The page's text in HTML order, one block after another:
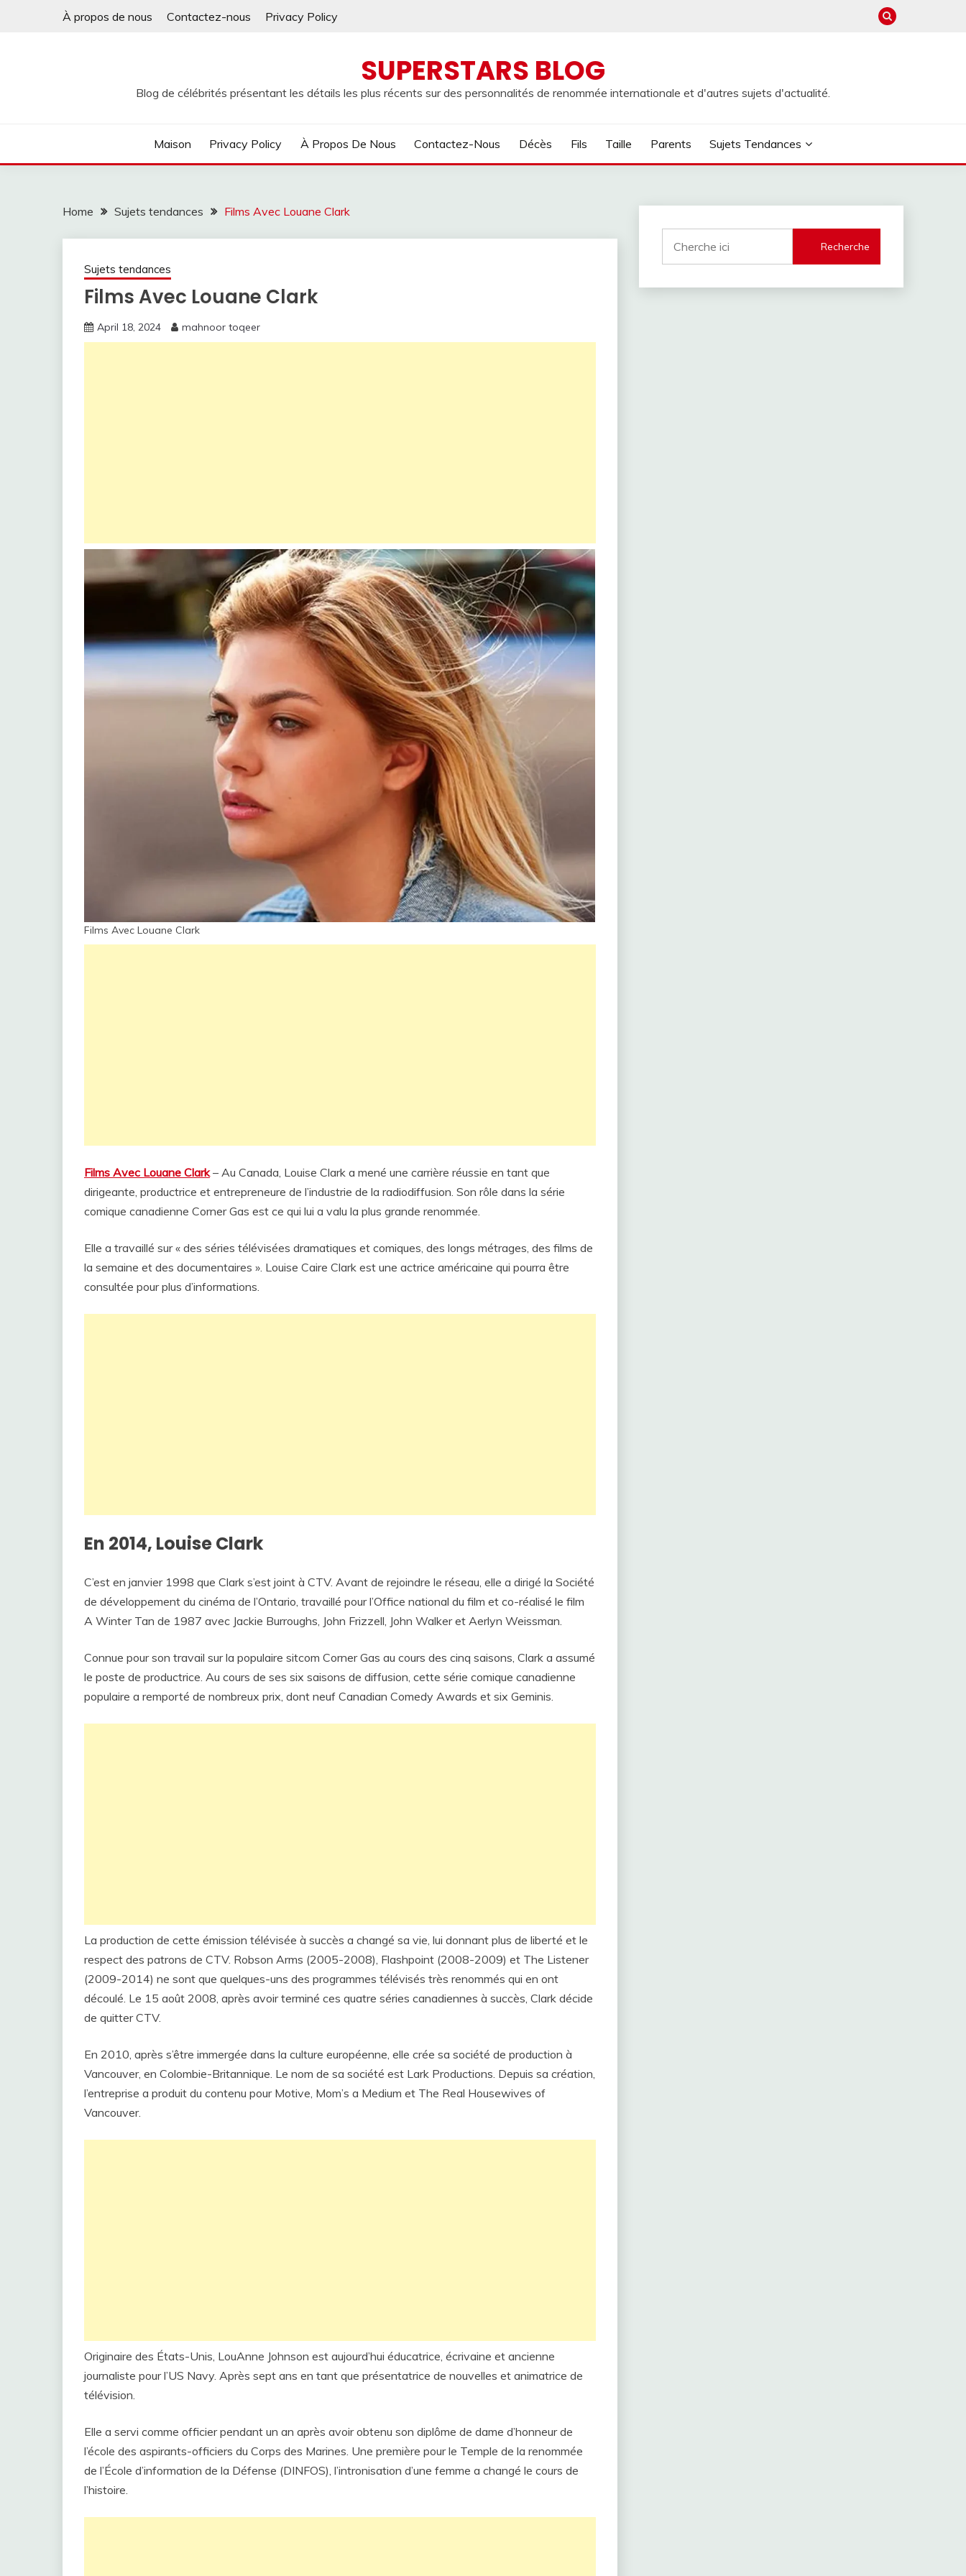
À propos de nous Contactez-nous Privacy Policy
SUPERSTARS BLOG
Blog de célébrités présentant les détails les plus récents sur des personnalités de renommée internationale et d'autres sujets d'actualité.
Maison Privacy Policy À Propos De Nous Contactez-Nous Décès Fils Taille Parents Sujets Tendances
Home Sujets tendances Films Avec Louane Clark
Sujets tendances
Films Avec Louane Clark
April 18, 2024 mahnoor toqeer
Films Avec Louane Clark
Films Avec Louane Clark– Au Canada, Louise Clark a mené une carrière réussie en tant que
dirigeante, productrice et entrepreneure de l’industrie de la radiodiffusion. Son rôle dans la série
comique canadienne Corner Gas est ce qui lui a valu la plus grande renommée.
Elle a travaillé sur « des séries télévisées dramatiques et comiques, des longs métrages, des films de
la semaine et des documentaires ». Louise Caire Clark est une actrice américaine qui pourra être
consultée pour plus d’informations.
En 2014, Louise Clark
C’est en janvier 1998 que Clark s’est joint à CTV. Avant de rejoindre le réseau, elle a dirigé la Société
de développement du cinéma de l’Ontario, travaillé pour l’Office national du film et co-réalisé le film
A Winter Tan de 1987 avec Jackie Burroughs, John Frizzell, John Walker et Aerlyn Weissman.
Connue pour son travail sur la populaire sitcom Corner Gas au cours des cinq saisons, Clark a assumé
le poste de productrice. Au cours de ses six saisons de diffusion, cette série comique canadienne
populaire a remporté de nombreux prix, dont neuf Canadian Comedy Awards et six Geminis.
La production de cette émission télévisée à succès a changé sa vie, lui donnant plus de liberté et le
respect des patrons de CTV. Robson Arms (2005-2008), Flashpoint (2008-2009) et The Listener
(2009-2014) ne sont que quelques-uns des programmes télévisés très renommés qui en ont
découlé. Le 15 août 2008, après avoir terminé ces quatre séries canadiennes à succès, Clark décide
de quitter CTV.
En 2010, après s’être immergée dans la culture européenne, elle crée sa société de production à
Vancouver, en Colombie-Britannique. Le nom de sa société est Lark Productions. Depuis sa création,
l’entreprise a produit du contenu pour Motive, Mom’s a Medium et The Real Housewives of
Vancouver.
Originaire des États-Unis, LouAnne Johnson est aujourd’hui éducatrice, écrivaine et ancienne
journaliste pour l’US Navy. Après sept ans en tant que présentatrice de nouvelles et animatrice de
télévision.
Elle a servi comme officier pendant un an après avoir obtenu son diplôme de dame d’honneur de
l’école des aspirants-officiers du Corps des Marines. Une première pour le Temple de la renommée
de l’École d’information de la Défense (DINFOS), l’intronisation d’une femme a changé le cours de
l’histoire.
Recherche